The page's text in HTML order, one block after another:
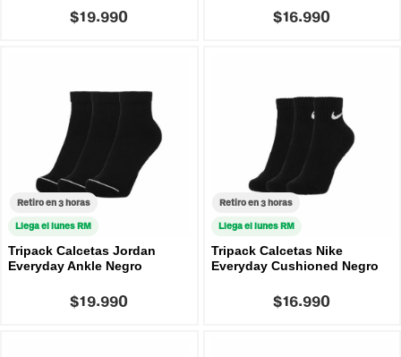
$19.990 $16.990
Retiro en 3 horas
Llega el lunes RM
Tripack Calcetas Jordan
Everyday Ankle Negro
$19.990
Retiro en 3 horas
Llega el lunes RM
Tripack Calcetas Nike
Everyday Cushioned Negro
$16.990